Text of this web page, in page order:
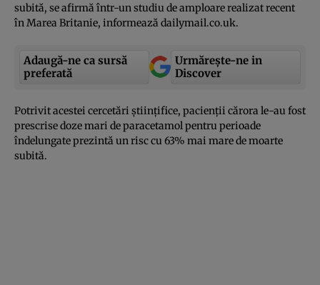
subită, se afirmă într-un studiu de amploare realizat recent
în Marea Britanie, informează dailymail.co.uk.
Adaugă-ne ca sursă
preferată
Urmărește-ne in
Discover
Potrivit acestei cercetări ştiinţifice, pacienţii cărora le-au fost
prescrise doze mari de paracetamol pentru perioade
îndelungate prezintă un risc cu 63% mai mare de moarte
subită.